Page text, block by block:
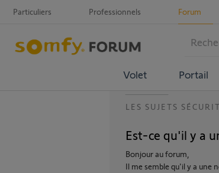
Particuliers Professionnels Forum
Volet Portail
LES SUJETS
Est-ce qu'il y a
Bonjour au forum,
Il me semble qu'il y a une